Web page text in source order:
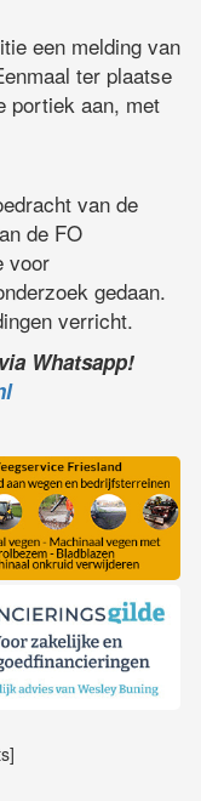
een melding van
ter plaatse
portiek aan, met
van de
de FO
voor
gedaan.
verricht.
Whatsapp!